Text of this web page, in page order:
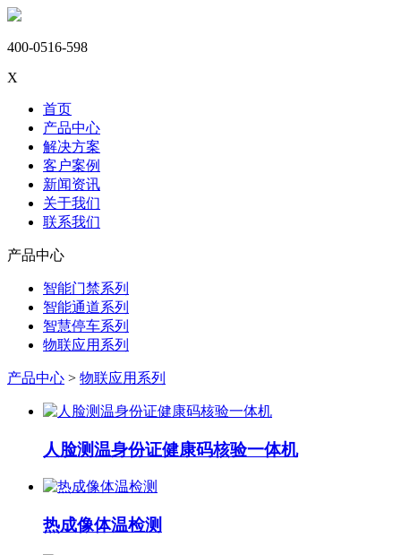
400-0516-598
X
首页
产品中心
解决方案
客户案例
新闻资讯
关于我们
联系我们
产品中心
智能门禁系列
智能通道系列
智慧停车系列
物联应用系列
产品中心 > 物联应用系列
人脸测温身份证健康码核验一体机
热成像体温检测